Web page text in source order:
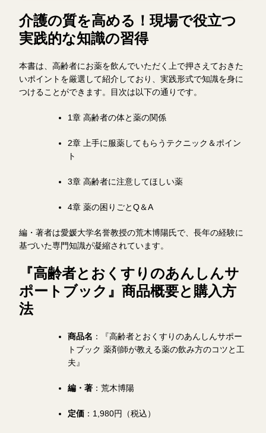
介護の質を高める！現場で役立つ
実践的な知識の習得
本書は、高齢者にお薬を飲んでいただく上で押さえておきた
いポイントを厳選して紹介しており、実践形式で知識を身に
つけることができます。目次は以下の通りです。
1章 高齢者の体と薬の関係
2章 上手に服薬してもらうテクニック＆ポイン
ト
3章 高齢者に注意してほしい薬
4章 薬の困りごとQ＆A
編・著者は愛媛大学名誉教授の荒木博陽氏で、長年の経験に
基づいた専門知識が凝縮されています。
『高齢者とおくすりのあんしんサ
ポートブック』商品概要と購入方
法
商品名 ：『高齢者とおくすりのあんしんサポー
トブック 薬剤師が教える薬の飲み方のコツと工
夫』
編・著 ：荒木博陽
定価 ：1,980円（税込）